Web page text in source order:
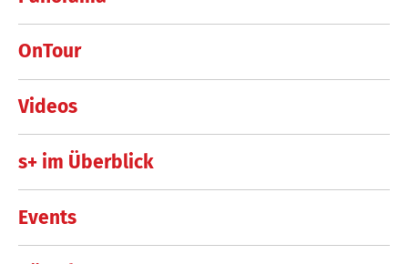
OnTour
Videos
s+ im Überblick
Events